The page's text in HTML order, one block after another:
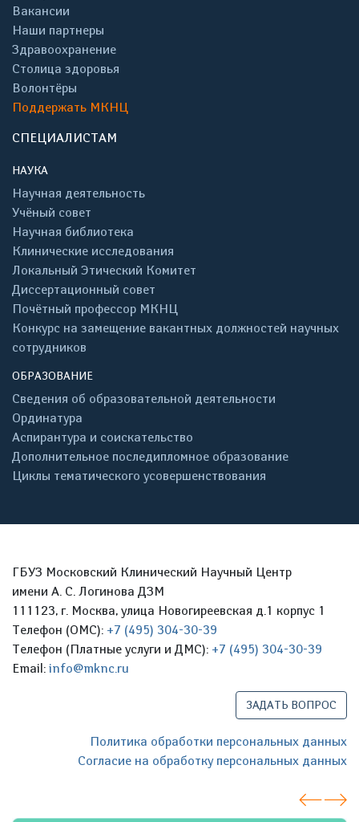
Вакансии
Наши партнеры
Здравоохранение
Столица здоровья
Волонтёры
Поддержать МКНЦ
СПЕЦИАЛИСТАМ
НАУКА
Научная деятельность
Учёный совет
Научная библиотека
Клинические исследования
Локальный Этический Комитет
Диссертационный совет
Почётный профессор МКНЦ
Конкурс на замещение вакантных должностей научных
сотрудников
ОБРАЗОВАНИЕ
Сведения об образовательной деятельности
Ординатура
Аспирантура и соискательство
Дополнительное последипломное образование
Циклы тематического усовершенствования
ГБУЗ Московский Клинический Научный Центр
имени А. С. Логинова ДЗМ
111123, г. Москва, улица Новогиреевская д.1 корпус 1
Телефон (ОМС): +7 (495) 304-30-39
Телефон (Платные услуги и ДМС): +7 (495) 304-30-39
Email: info@mknc.ru
ЗАДАТЬ ВОПРОС
Политика обработки персональных данных
Согласие на обработку персональных данных